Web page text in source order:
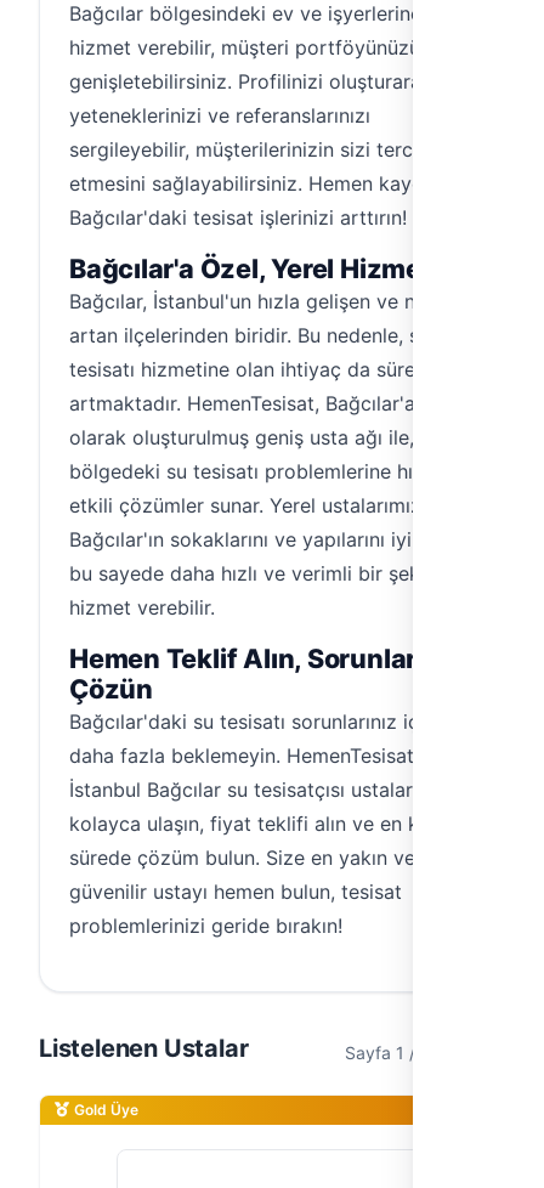
Bağcılar bölgesindeki ev ve işyerlerine
hizmet verebilir, müşteri portföyünüzü
genişletebilirsiniz. Profilinizi oluşturarak,
yeteneklerinizi ve referanslarınızı
sergileyebilir, müşterilerinizin sizi tercih
etmesini sağlayabilirsiniz. Hemen kaydolun,
Bağcılar'daki tesisat işlerinizi arttırın!
Bağcılar'a Özel, Yerel Hizmet
Bağcılar, İstanbul'un hızla gelişen ve nüfusu
artan ilçelerinden biridir. Bu nedenle, su
tesisatı hizmetine olan ihtiyaç da sürekli
artmaktadır. HemenTesisat, Bağcılar'a özel
olarak oluşturulmuş geniş usta ağı ile,
bölgedeki su tesisatı problemlerine hızlı ve
etkili çözümler sunar. Yerel ustalarımız,
Bağcılar'ın sokaklarını ve yapılarını iyi bilir,
bu sayede daha hızlı ve verimli bir şekilde
hizmet verebilir.
Hemen Teklif Alın, Sorunlarınızı
Çözün
Bağcılar'daki su tesisatı sorunlarınız için
daha fazla beklemeyin. HemenTesisat ile
İstanbul Bağcılar su tesisatçısı ustalarına
kolayca ulaşın, fiyat teklifi alın ve en kısa
sürede çözüm bulun. Size en yakın ve
güvenilir ustayı hemen bulun, tesisat
problemlerinizi geride bırakın!
Listelenen Ustalar Sayfa 1 / 2 (13 usta)
Gold Üye